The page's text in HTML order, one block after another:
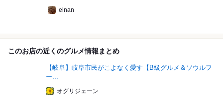
elnan
このお店の近くのグルメ情報まとめ
【岐阜】岐阜市民がこよなく愛す【B級グルメ＆ソウルフ
ー...
オグリジェーン